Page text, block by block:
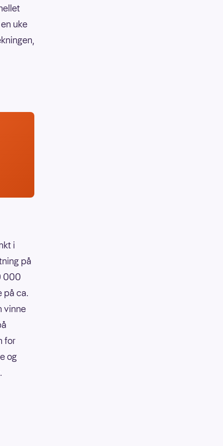
uke
i
på
000
på ca.
vinne
for
og